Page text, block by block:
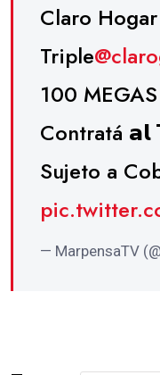
Claro Hogar
Triple
100
Contratá
Sujeto a
— MarpensaTV